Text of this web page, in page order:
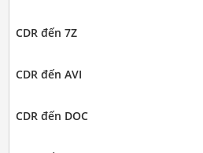
CDR đến 7Z
CDR đến AVI
CDR đến DOC